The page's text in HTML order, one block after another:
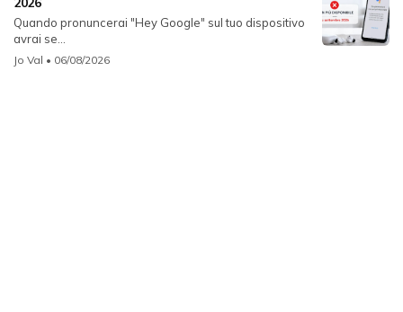
Quando pronuncerai "Hey Google" sul tuo dispositivo
avrai se...
Jo Val • 06/08/2026